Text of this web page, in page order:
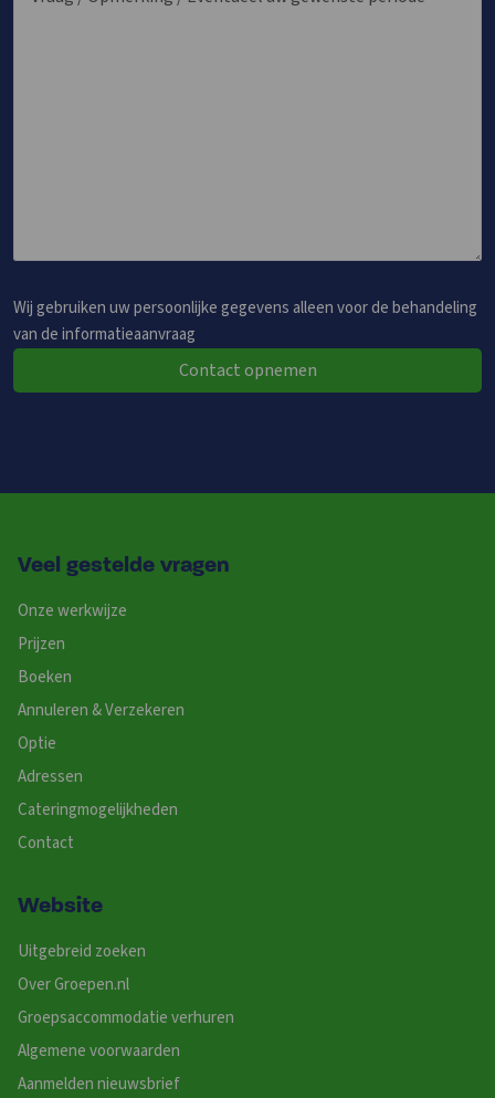
Wij gebruiken uw persoonlijke gegevens alleen voor de behandeling
van de informatieaanvraag
Contact opnemen
Veel gestelde vragen
Onze werkwijze
Prijzen
Boeken
Annuleren & Verzekeren
Optie
Adressen
Cateringmogelijkheden
Contact
Website
Uitgebreid zoeken
Over Groepen.nl
Groepsaccommodatie verhuren
Algemene voorwaarden
Aanmelden nieuwsbrief